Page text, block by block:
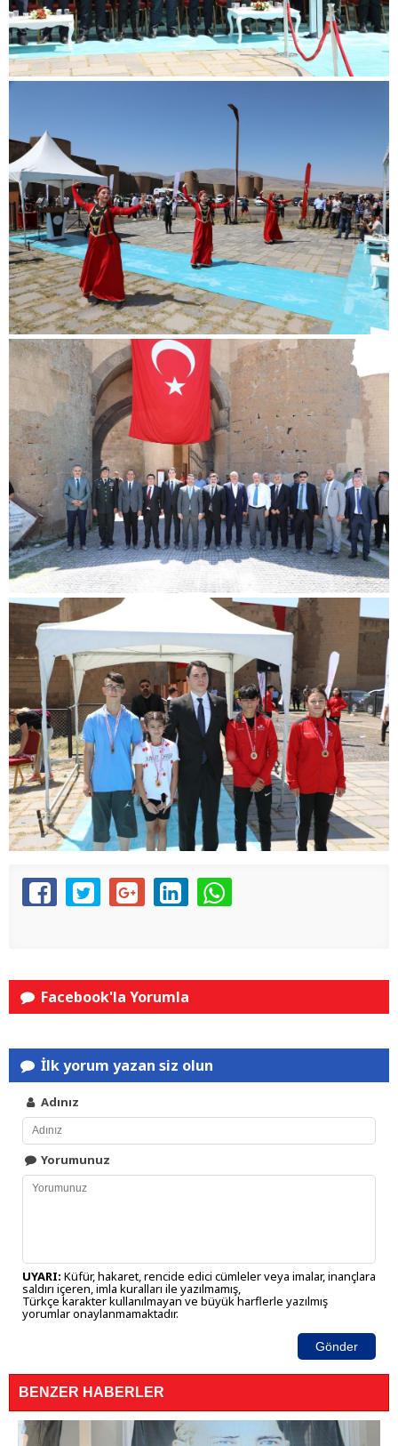
Facebook'la Yorumla
İlk yorum yazan siz olun
Adınız
Yorumunuz
UYARI: Küfür, hakaret, rencide edici cümleler veya imalar, inançlara
saldırı içeren, imla kuralları ile yazılmamış,
Türkçe karakter kullanılmayan ve büyük harflerle yazılmış
yorumlar onaylanmamaktadır.
Gönder
BENZER HABERLER